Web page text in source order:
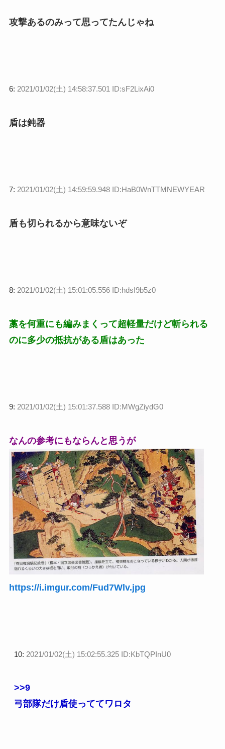
攻撃あるのみって思ってたんじゃね
6: 2021/01/02(土) 14:58:37.501 ID:sF2LixAi0
盾は鈍器
7: 2021/01/02(土) 14:59:59.948 ID:HaB0WnTTMNEWYEAR
盾も切られるから意味ないぞ
8: 2021/01/02(土) 15:01:05.556 ID:hdsI9b5z0
藁を何重にも編みまくって超軽量だけど斬られる
のに多少の抵抗がある盾はあった
9: 2021/01/02(土) 15:01:37.588 ID:MWgZiydG0
なんの参考にもならんと思うが
https://i.imgur.com/Fud7Wlv.jpg
10: 2021/01/02(土) 15:02:55.325 ID:KbTQPInU0
>>9
弓部隊だけ盾使っててワロタ